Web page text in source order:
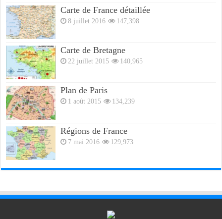
Carte de France détaillée
8 juillet 2016 147,398
Carte de Bretagne
22 juillet 2015 140,965
Plan de Paris
1 août 2015 134,239
Régions de France
7 mai 2016 129,973